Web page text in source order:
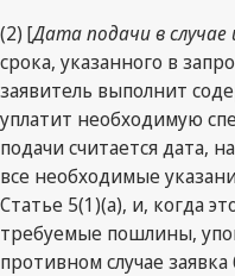
(2) [Дата подачи в случае
срока, указанного в
заявитель выполнит
уплатит необходимую
подачи считается дата,
все необходимые
Статье 5(1)(а), и, когда
требуемые пошлины,
противном случае